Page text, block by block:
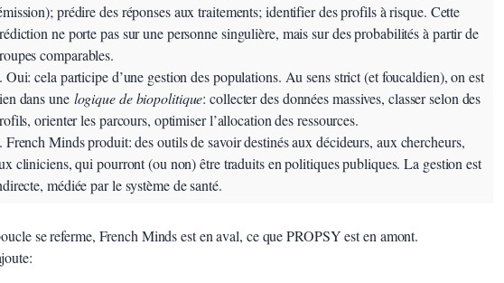
prédire des réponses aux traitements; identifier des profils à risque. Cette
ne porte pas sur une personne singulière, mais sur des probabilités à partir de
comparables.
Oui: cela participe d’une gestion des populations. Au sens strict (et foucaldien), on est
dans une logique de biopolitique: collecter des données massives, classer selon des
orienter les parcours, optimiser l’allocation des ressources.
French Minds produit: des outils de savoir destinés aux décideurs, aux chercheurs,
cliniciens, qui pourront (ou non) être traduits en politiques publiques. La gestion est
médiée par le système de santé.
se referme, French Minds est en aval, ce que PROPSY est en amont.